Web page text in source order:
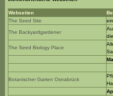
Webseiten
The Seed Site
The Backyardgardener
The Seed Biology Place
Botanischer Garten Osnabrück